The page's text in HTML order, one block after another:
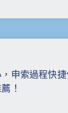
申索過程快捷
！